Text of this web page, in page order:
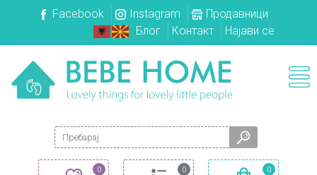
Facebook Instagram
Продавници
Блог
Контакт Најави се
Search for:
0 0 0